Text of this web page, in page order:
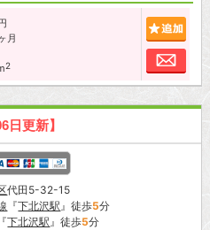
月
2
お
日更新】
代田5-32-15
『下北沢駅』徒歩5分
『下北沢駅』徒歩5分